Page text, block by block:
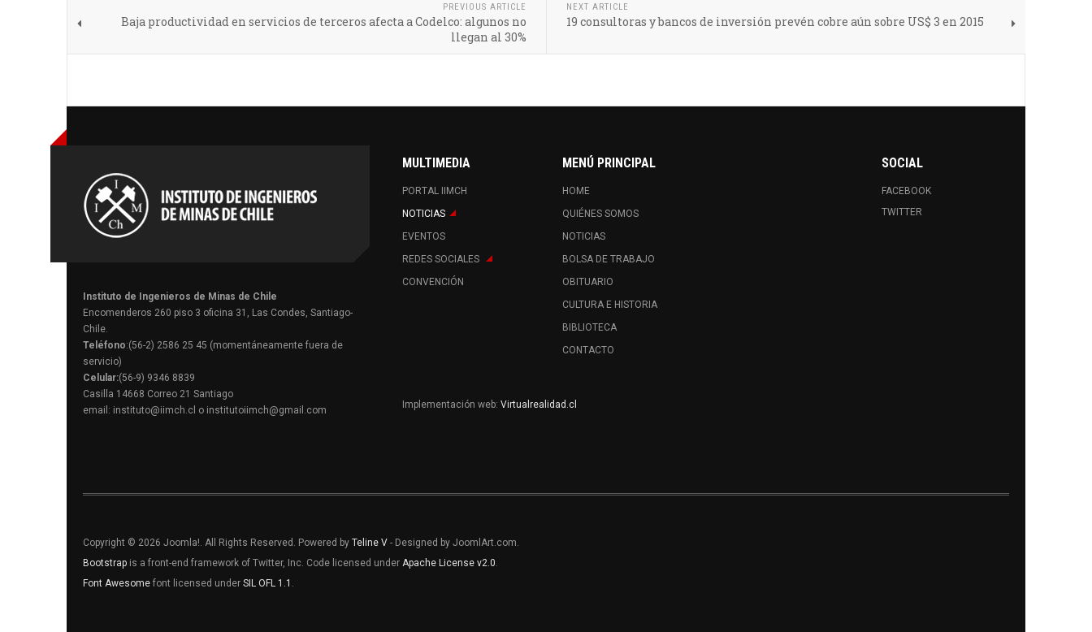
PREVIOUS ARTICLE
Baja productividad en servicios de terceros afecta a Codelco: algunos no
llegan al 30%
NEXT ARTICLE
19 consultoras y bancos de inversión prevén cobre aún sobre US$ 3 en 2015
Instituto de Ingenieros de Minas de Chile
Encomenderos 260 piso 3 oficina 31, Las Condes, Santiago-
Chile.
Teléfono:(56-2) 2586 25 45 (momentáneamente fuera de
servicio)
Celular:(56-9) 9346 8839
Casilla 14668 Correo 21 Santiago
email: instituto@iimch.cl o institutoiimch@gmail.com
MULTIMEDIA
PORTAL IIMCH
NOTICIAS
EVENTOS
REDES SOCIALES
CONVENCIÓN
MENÚ PRINCIPAL
HOME
QUIÉNES SOMOS
NOTICIAS
BOLSA DE TRABAJO
OBITUARIO
CULTURA E HISTORIA
BIBLIOTECA
CONTACTO
SOCIAL
FACEBOOK
TWITTER
Implementación web:Virtualrealidad.cl
Copyright © 2026 Joomla!. All Rights Reserved. Powered by Teline V - Designed by JoomlArt.com.
Bootstrap is a front-end framework of Twitter, Inc. Code licensed under Apache License v2.0.
Font Awesome font licensed under SIL OFL 1.1 .